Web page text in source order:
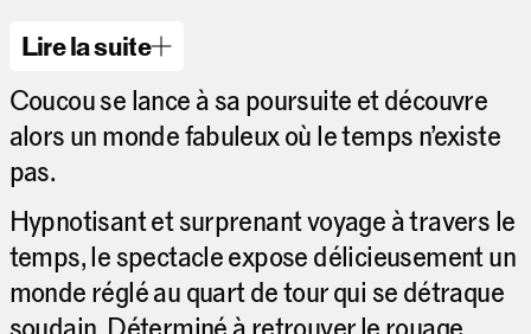
Lire la suite
Coucou se lance à sa poursuite et découvre
alors un monde fabuleux où le temps n’existe
pas.
Hypnotisant et surprenant voyage à travers le
temps, le spectacle expose délicieusement un
monde réglé au quart de tour qui se détraque